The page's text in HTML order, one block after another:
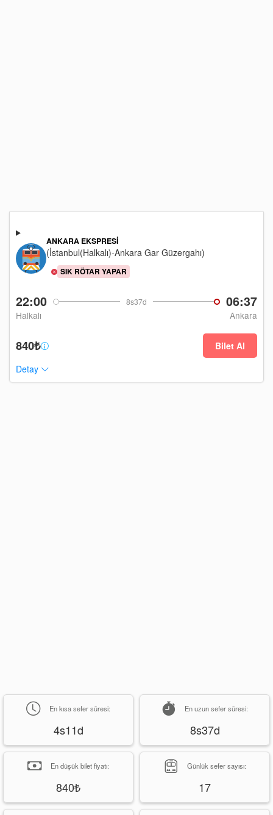
22:00 8s37d 06:37
Halkalı Ankara
ANKARA EKSPRESI
(İstanbul(Halkalı)-Ankara Gar Güzergahı)
SIK RÖTAR YAPAR
840₺
Bilet Al
Detay
En kısa sefer süresi:
4s11d
En uzun sefer süresi:
8s37d
En düşük bilet fiyatı:
840₺
Günlük sefer sayısı:
17